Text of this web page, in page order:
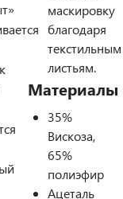
маскировку
благодаря
текстильным
листьям.
Материалы
35%
Вискоза,
65%
полиэфир
Ацеталь